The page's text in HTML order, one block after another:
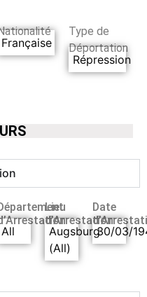
Française
Type de
Déportation
Répression
All
Lieu
d’Arrestation
Augsburg
(All)
Date
30/03/